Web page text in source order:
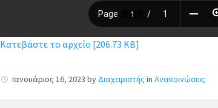
Κατεβάστε το αρχείο [206.73 KB]
Ιανουάριος 16, 2023by Διαχειριστής inΑνακοινώσεις